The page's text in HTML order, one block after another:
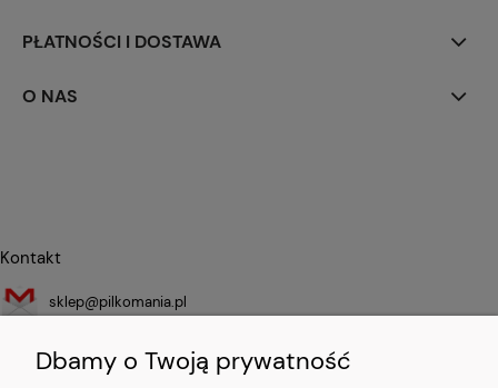
PŁATNOŚCI I DOSTAWA
O NAS
Kontakt
sklep@pilkomania.pl
Dbamy o Twoją prywatność